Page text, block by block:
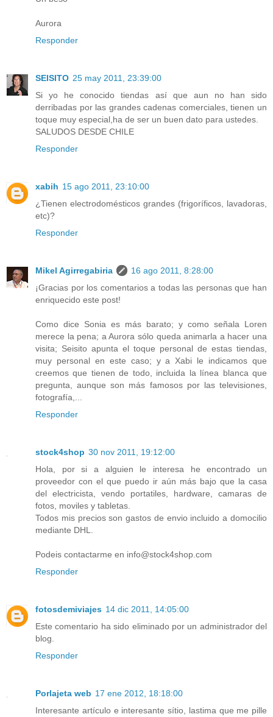
Aurora
Responder
SEISITO 25 may 2011, 23:39:00
Si yo he conocido tiendas así que aun no han sido
derribadas por las grandes cadenas comerciales, tienen un
toque muy especial,ha de ser un buen dato para ustedes.
SALUDOS DESDE CHILE
Responder
xabih 15 ago 2011, 23:10:00
¿Tienen electrodomésticos grandes (frigoríficos, lavadoras,
etc)?
Responder
Mikel Agirregabiria
16 ago 2011, 8:28:00
¡Gracias por los comentarios a todas las personas que han
enriquecido este post!
Como dice Sonia es más barato; y como señala Loren
merece la pena; a Aurora sólo queda animarla a hacer una
visita; Seisito apunta el toque personal de estas tiendas,
muy personal en este caso; y a Xabi le indicamos que
creemos que tienen de todo, incluida la línea blanca que
pregunta, aunque son más famosos por las televisiones,
fotografía,...
Responder
stock4shop 30 nov 2011, 19:12:00
Hola, por si a alguien le interesa he encontrado un
proveedor con el que puedo ir aún más bajo que la casa
del electricista, vendo portatiles, hardware, camaras de
fotos, moviles y tabletas.
Todos mis precios son gastos de envio incluido a domocilio
mediante DHL.
Podeis contactarme en info@stock4shop.com
Responder
fotosdemiviajes 14 dic 2011, 14:05:00
Este comentario ha sido eliminado por un administrador del
blog.
Responder
Porlajeta web 17 ene 2012, 18:18:00
Interesante artículo e interesante sítio, lastima que me pille